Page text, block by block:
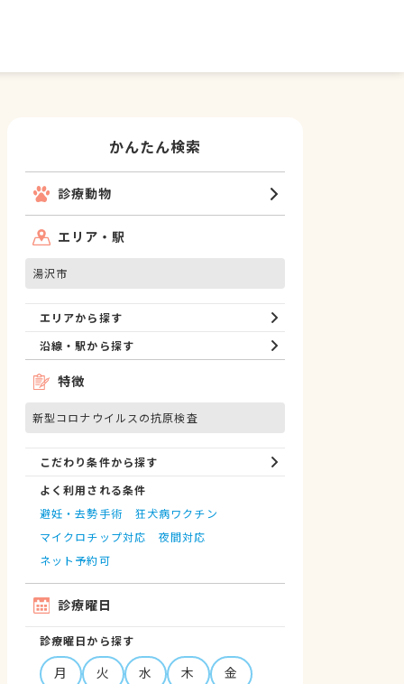
かんたん検索
診療動物
エリア・駅
湯沢市
エリアから探す
沿線・駅から探す
特徴
新型コロナウイルスの抗原検査
こだわり条件から探す
よく利用される条件
避妊・去勢手術
狂犬病ワクチン
マイクロチップ対応
夜間対応
ネット予約可
診療曜日
診療曜日から探す
月 火 水 木
金